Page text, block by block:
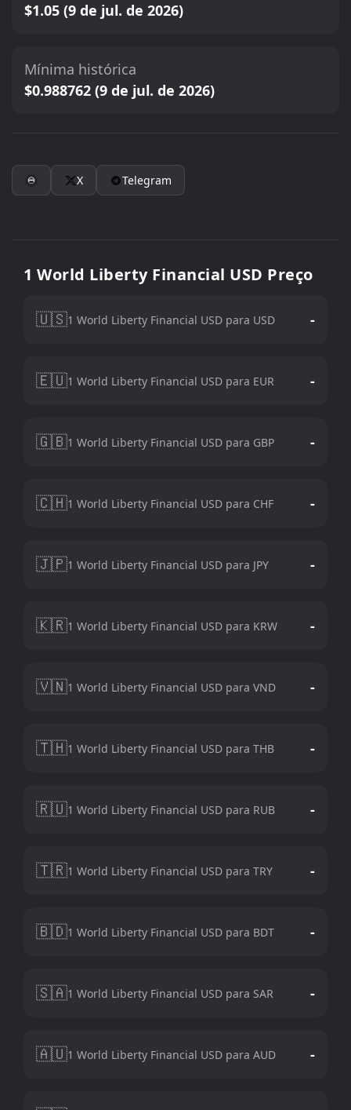
$1.05 (9 de jul. de 2026)
Mínima histórica
$0.988762 (9 de jul. de 2026)
X Telegram
1 World Liberty Financial USD Preço
🇺🇸1 World Liberty Financial USD para USD -
🇪🇺1 World Liberty Financial USD para EUR -
🇬🇧1 World Liberty Financial USD para GBP -
🇨🇭1 World Liberty Financial USD para CHF -
🇯🇵1 World Liberty Financial USD para JPY -
🇰🇷1 World Liberty Financial USD para KRW -
🇻🇳1 World Liberty Financial USD para VND -
🇹🇭1 World Liberty Financial USD para THB -
🇷🇺1 World Liberty Financial USD para RUB -
🇹🇷1 World Liberty Financial USD para TRY -
🇧🇩1 World Liberty Financial USD para BDT -
🇸🇦1 World Liberty Financial USD para SAR -
🇦🇺1 World Liberty Financial USD para AUD -